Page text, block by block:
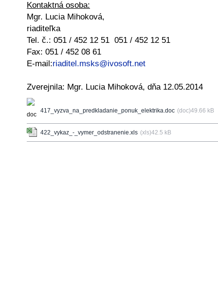
Kontaktná osoba:
Mgr. Lucia Mihoková,
riaditeľka
Tel. č.: 051 / 452 12 51 051 / 452 12 51
Fax: 051 / 452 08 61
E-mail:riaditel.msks@ivosoft.net
Zverejnila: Mgr. Lucia Mihoková, dňa 12.05.2014
417_vyzva_na_predkladanie_ponuk_elektrika.doc (doc)49.66 kB
422_vykaz_-_vymer_odstranenie.xls (xls)42.5 kB